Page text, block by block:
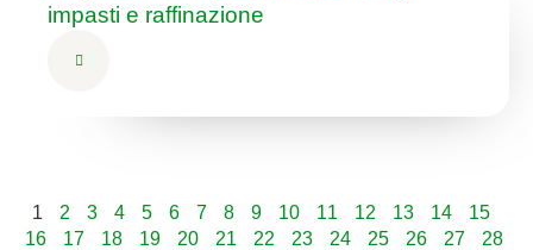
impasti e raffinazione
1 2 3 4 5 6 7 8 9 10 11 12 13 14
15
16
17 18 19 20 21 22 23 24 25 26 27
28